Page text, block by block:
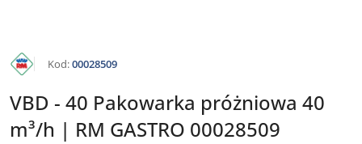
KATALOG
RM
GASTRO
Kod:00028509
VBD - 40 Pakowarka próżniowa 40
m³/h | RM GASTRO 00028509